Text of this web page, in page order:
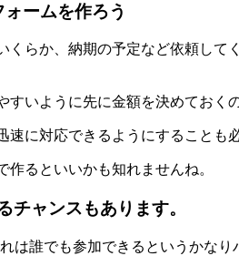
ームを作ろう
らか、納期の予定など依頼し
いように先に金額を決めておく
に対応できるようにすることも
るといいかも知れませんね。
ャンスもあります。
は誰でも参加できるというかな